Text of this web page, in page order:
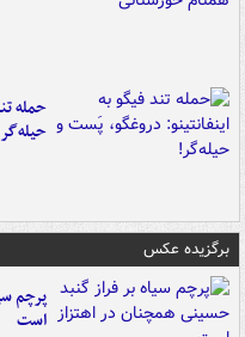
حمله
برگزیده عکس
پرچم
است